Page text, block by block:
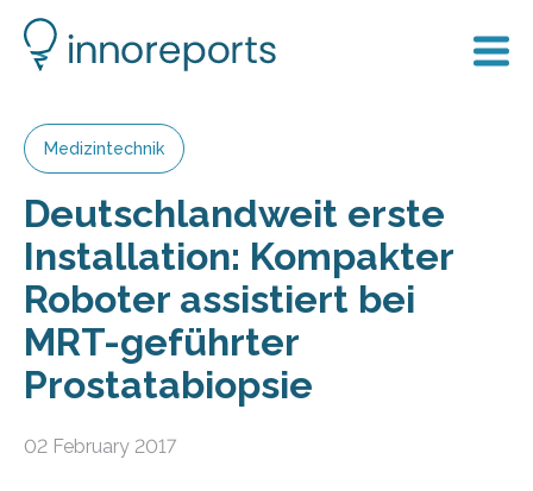
Medizintechnik
Deutschlandweit erste
Installation: Kompakter
Roboter assistiert bei
MRT-geführter
Prostatabiopsie
02 February 2017